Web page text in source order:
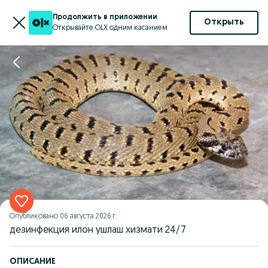
Продолжить в приложении
Открывайте OLX одним касанием
Открыть
Опубликовано 06 августа 2026 г.
дезинфекция илон ушлаш хизмати 24/7
ОПИСАНИЕ